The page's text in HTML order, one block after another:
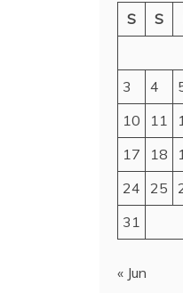
S
S
3
4
10
11
17
18
24
25
31
« Jun